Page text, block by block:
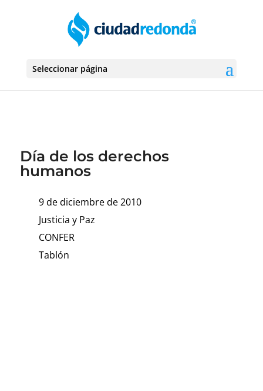
Seleccionar página
Día de los derechos
humanos
9 de diciembre de 2010
Justicia y Paz
CONFER
Tablón